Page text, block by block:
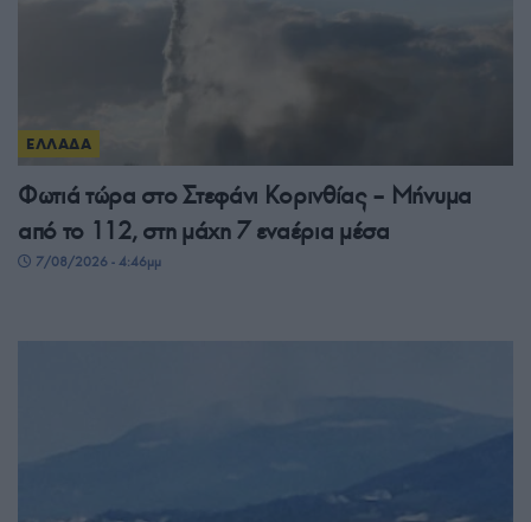
ΕΛΛΑΔΑ
Φωτιά τώρα στο Στεφάνι Κορινθίας – Μήνυμα
από το 112, στη μάχη 7 εναέρια μέσα
7/08/2026 - 4:46μμ